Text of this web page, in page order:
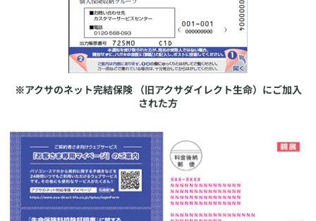
※アクサのネット完結保険 （旧アクサダイレクト生命）にご加入
された方